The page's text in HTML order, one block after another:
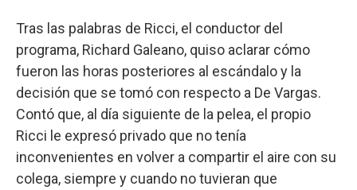
Tras las palabras de Ricci, el conductor del
programa, Richard Galeano, quiso aclarar cómo
fueron las horas posteriores al escándalo y la
decisión que se tomó con respecto a De Vargas.
Contó que, al día siguiente de la pelea, el propio
Ricci le expresó privado que no tenía
inconvenientes en volver a compartir el aire con su
colega, siempre y cuando no tuvieran que